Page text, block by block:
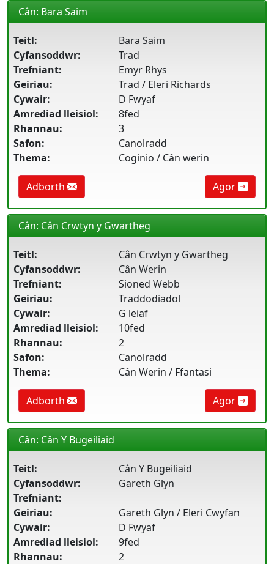
Cân: Bara Saim
Teitl:
Bara Saim
Cyfansoddwr:
Trad
Trefniant:
Emyr Rhys
Geiriau:
Trad / Eleri Richards
Cywair:
D Fwyaf
Amrediad lleisiol:
8fed
Rhannau:
3
Safon:
Canolradd
Thema:
Coginio / Cân werin
Adborth Agor
Cân: Cân Crwtyn y Gwartheg
Teitl:
Cân Crwtyn y Gwartheg
Cyfansoddwr:
Cân Werin
Trefniant:
Sioned Webb
Geiriau:
Traddodiadol
Cywair:
G leiaf
Amrediad lleisiol:
10fed
Rhannau:
2
Safon:
Canolradd
Thema:
Cân Werin / Ffantasi
Adborth Agor
Cân: Cân Y Bugeiliaid
Teitl:
Cân Y Bugeiliaid
Cyfansoddwr:
Gareth Glyn
Trefniant:
Geiriau:
Gareth Glyn / Eleri Cwyfan
Cywair:
D Fwyaf
Amrediad lleisiol:
9fed
Rhannau:
2